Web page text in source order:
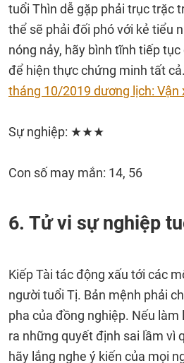
tuổi Thìn dễ gặp phải trục trặc
thể sẽ phải đối phó với kẻ tiểu
nóng nảy, hãy bình tĩnh tiếp
để hiện thực chứng minh tất cả.
tháng 10/2019 dương lịch: Vận
Sự nghiệp: ★★★
Con số may mắn: 14, 56
6. Tử vi sự nghiệp
Kiếp Tài tác động xấu tới các
người tuổi Tị. Bản mệnh phải
pha của đồng nghiệp. Nếu làm
ra những quyết định sai lầm vì
hãy lắng nghe ý kiến của mọi